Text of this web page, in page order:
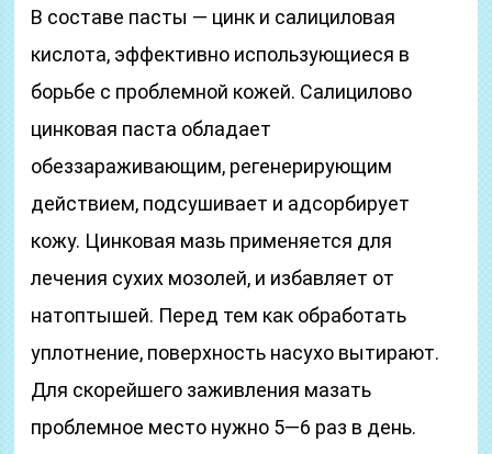
В составе пасты — цинк и салициловая
кислота, эффективно использующиеся в
борьбе с проблемной кожей. Салицилово
цинковая паста обладает
обеззараживающим, регенерирующим
действием, подсушивает и адсорбирует
кожу. Цинковая мазь применяется для
лечения сухих мозолей, и избавляет от
натоптышей. Перед тем как обработать
уплотнение, поверхность насухо вытирают.
Для скорейшего заживления мазать
проблемное место нужно 5—6 раз в день.